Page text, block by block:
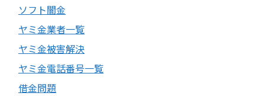
ソフト闇金
ヤミ金業者一覧
ヤミ金被害解決
ヤミ金電話番号一覧
借金問題